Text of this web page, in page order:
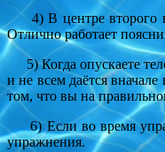
4) В центре второго
Отлично работает
5) Когда опускаете
и не всем даётся
том, что вы на
6) Если во время
упражнения.